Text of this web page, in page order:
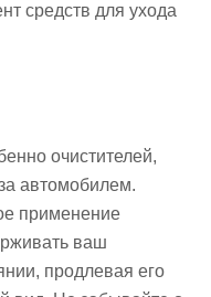
средств для ухода
очистителей,
автомобилем.
применение
ваш
продлевая его